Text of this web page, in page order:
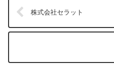
株式会社セラット